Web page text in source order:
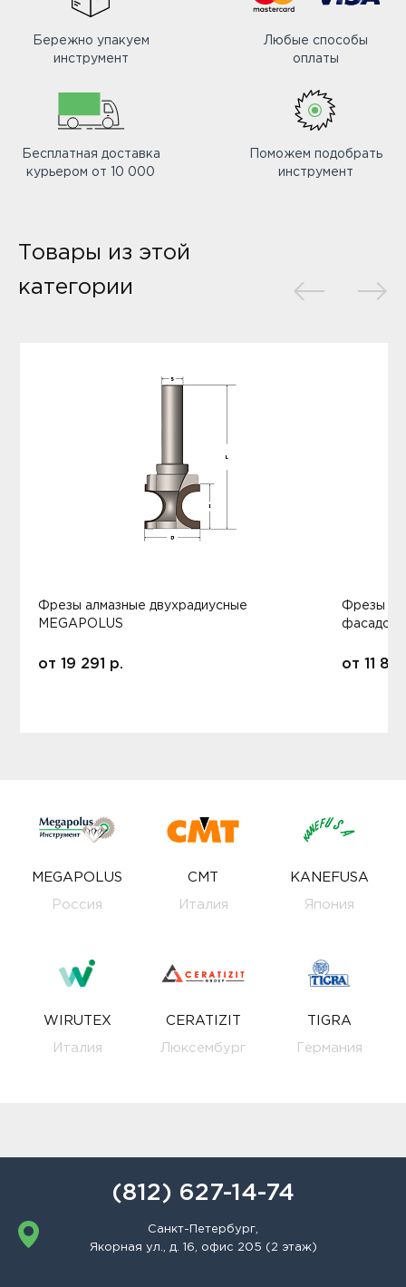
Бережно упакуем
инструмент
Любые способы
оплаты
Бесплатная доставка
курьером от 10 000
Поможем подобрать
инструмент
Товары из этой
категории
Фрезы алмазные двухрадиусные
MEGAPOLUS
от 19 291 р.
Фрезы
фасадов
от 11
MEGAPOLUS
Россия
CMT
Италия
KANEFUSA
Япония
WIRUTEX
Италия
CERATIZIT
Люксембург
TIGRA
Германия
(812) 627-14-74
Санкт-Петербург,
Якорная ул., д. 16, офис 205 (2 этаж)